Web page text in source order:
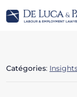
Catégories: